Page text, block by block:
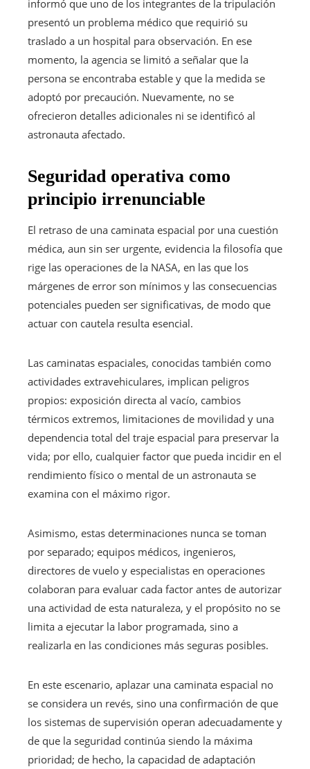
informó que uno de los integrantes de la tripulación
presentó un problema médico que requirió su
traslado a un hospital para observación. En ese
momento, la agencia se limitó a señalar que la
persona se encontraba estable y que la medida se
adoptó por precaución. Nuevamente, no se
ofrecieron detalles adicionales ni se identificó al
astronauta afectado.
Seguridad operativa como
principio irrenunciable
El retraso de una caminata espacial por una cuestión
médica, aun sin ser urgente, evidencia la filosofía que
rige las operaciones de la NASA, en las que los
márgenes de error son mínimos y las consecuencias
potenciales pueden ser significativas, de modo que
actuar con cautela resulta esencial.
Las caminatas espaciales, conocidas también como
actividades extravehiculares, implican peligros
propios: exposición directa al vacío, cambios
térmicos extremos, limitaciones de movilidad y una
dependencia total del traje espacial para preservar la
vida; por ello, cualquier factor que pueda incidir en el
rendimiento físico o mental de un astronauta se
examina con el máximo rigor.
Asimismo, estas determinaciones nunca se toman
por separado; equipos médicos, ingenieros,
directores de vuelo y especialistas en operaciones
colaboran para evaluar cada factor antes de autorizar
una actividad de esta naturaleza, y el propósito no se
limita a ejecutar la labor programada, sino a
realizarla en las condiciones más seguras posibles.
En este escenario, aplazar una caminata espacial no
se considera un revés, sino una confirmación de que
los sistemas de supervisión operan adecuadamente y
de que la seguridad continúa siendo la máxima
prioridad; de hecho, la capacidad de adaptación